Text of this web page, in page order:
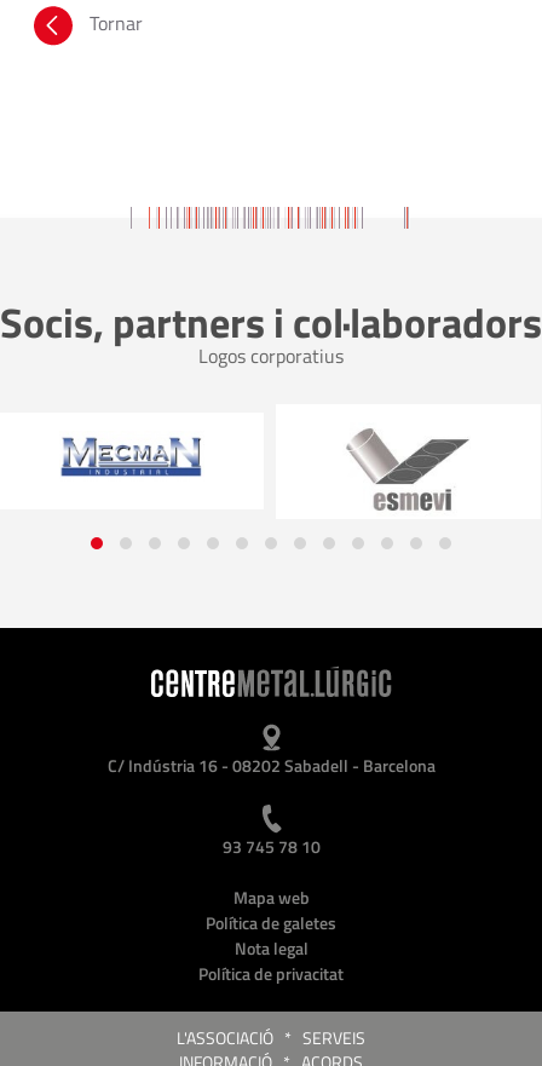
Tornar
Socis, partners i col·laboradors
Logos corporatius
C/ Indústria 16 - 08202 Sabadell - Barcelona
93 745 78 10
Mapa web
Política de galetes
Nota legal
Política de privacitat
L'ASSOCIACIÓ * SERVEIS